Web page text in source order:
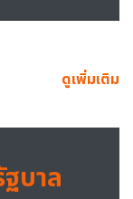
ดูเพิ่มเติม
บาล